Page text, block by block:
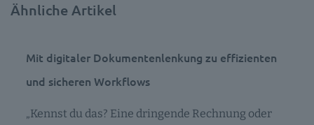
Ähnliche Artikel
Mit digitaler Dokumentenlenkung zu effizienten
und sicheren Workflows
„Kennst du das? Eine dringende Rechnung oder